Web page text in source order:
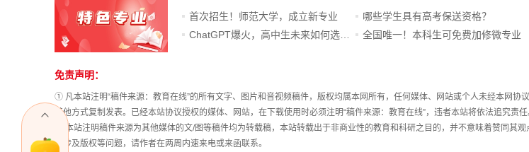
首次招生！师范大学，成立新专业
哪些学生具有高考保送资格？
全国唯一！本科生可免费加修微专业
站
长
统
免责声明：
① 凡本站注明“稿件来源：教育在线”的所有文字、图片和音视频稿件，版权均属本网所有，任何媒体、网站或个人未经本网协
其他方式复制发表。已经本站协议授权的媒体、网站，在下载使用时必须注明“稿件来源：教育在线”，违者本站将依法追究责任
② 本站注明稿件来源为其他媒体的文/图等稿件均为转载稿，本站转载出于非商业性的教育和科研之目的，并不意味着赞同其
稿涉及版权等问题，请作者在两周内速来电或来函联系。